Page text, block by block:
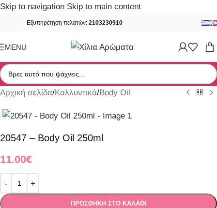
Skip to navigation Skip to main content
Εξυπηρέτηση πελατών: 2103230910
MENU
Αρχική σελίδα/Καλλυντικά/Body Oil
20547 – Body Oil 250ml
11.00€
ΠΡΟΣΘΉΚΗ ΣΤΟ ΚΑΛΆΘΙ